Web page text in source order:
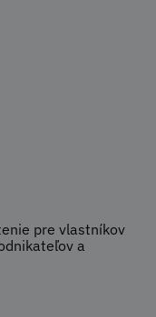
pre vlastníkov
a